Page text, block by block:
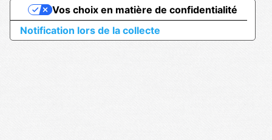
Notification lors de la collecte
Vos choix en matière de confidentialité